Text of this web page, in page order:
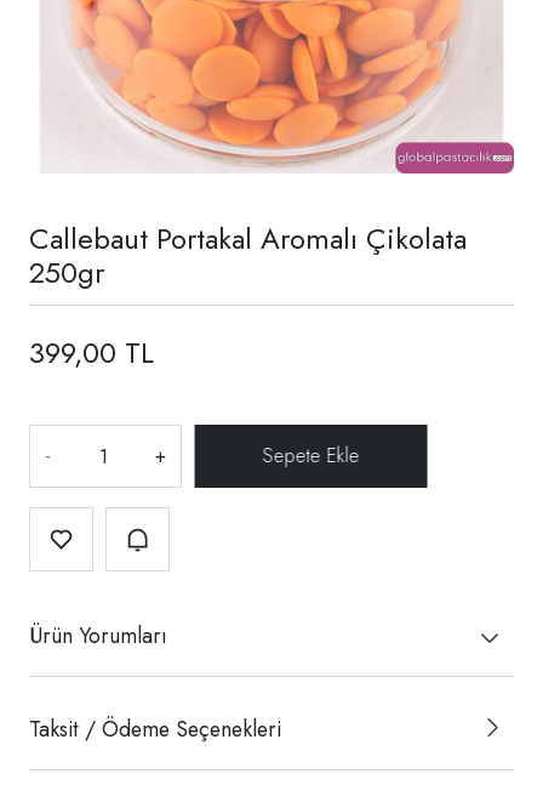
Callebaut Portakal Aromalı Çikolata
250gr
399,00 TL
- +
Ürün Yorumları
Taksit / Ödeme Seçenekleri